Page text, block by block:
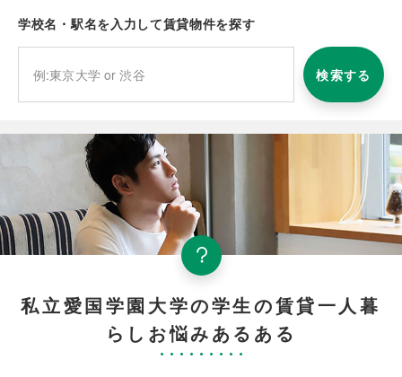
学校名・駅名を入力して賃貸物件を探す
検索する
私立愛国学園大学の学生の賃貸一人暮
らしお悩みあるある